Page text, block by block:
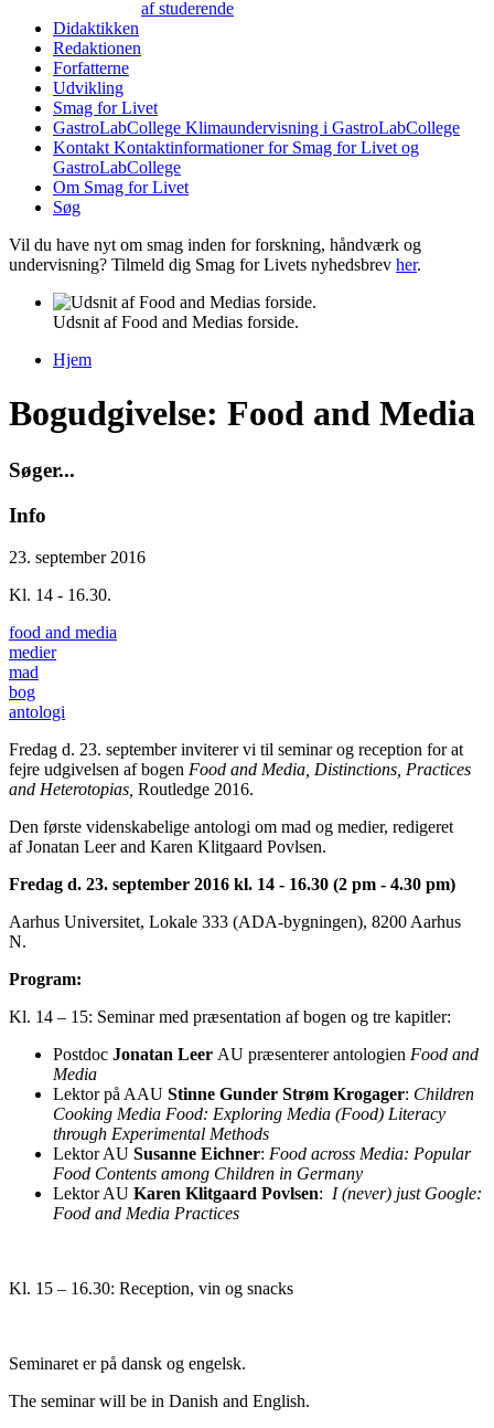
af studerende
Didaktikken
Redaktionen
Forfatterne
Udvikling
Smag for Livet
GastroLabCollege Klimaundervisning i GastroLabCollege
Kontakt Kontaktinformationer for Smag for Livet og
GastroLabCollege
Om Smag for Livet
Søg
Vil du have nyt om smag inden for forskning, håndværk og
undervisning? Tilmeld dig Smag for Livets nyhedsbrev her.
Udsnit af Food and Medias forside.
Hjem
Bogudgivelse: Food and Media
Søger...
Info
23. september 2016
Kl. 14 - 16.30.
food and media
medier
mad
bog
antologi
Fredag d. 23. september inviterer vi til seminar og reception for at
fejre udgivelsen af bogen Food and Media, Distinctions, Practices
and Heterotopias, Routledge 2016.
Den første videnskabelige antologi om mad og medier, redigeret
af Jonatan Leer and Karen Klitgaard Povlsen.
Fredag d. 23. september 2016 kl. 14 - 16.30 (2 pm - 4.30 pm)
Aarhus Universitet, Lokale 333 (ADA-bygningen), 8200 Aarhus
N.
Program:
Kl. 14 – 15: Seminar med præsentation af bogen og tre kapitler:
Postdoc Jonatan Leer AU præsenterer antologien Food and
Media
Lektor på AAU Stinne Gunder Strøm Krogager: Children
Cooking Media Food: Exploring Media (Food) Literacy
through Experimental Methods
Lektor AU Susanne Eichner: Food across Media: Popular
Food Contents among Children in Germany
Lektor AU Karen Klitgaard Povlsen: I (never) just Google:
Food and Media Practices
Kl. 15 – 16.30: Reception, vin og snacks
Seminaret er på dansk og engelsk.
The seminar will be in Danish and English.